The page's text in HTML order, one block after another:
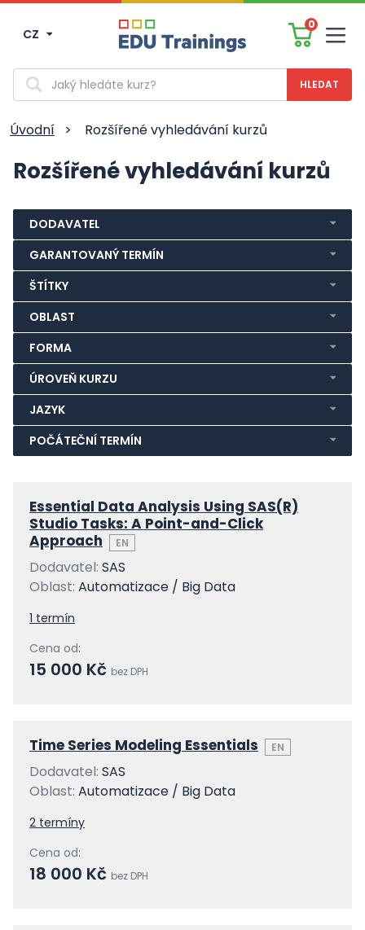
CZ
0
Vyhledávání
Úvodní > Rozšířené vyhledávání kurzů
Rozšířené vyhledávání kurzů
DODAVATEL
GARANTOVANÝ TERMÍN
ŠTÍTKY
OBLAST
FORMA
ÚROVEŇ KURZU
JAZYK
POČÁTEČNÍ TERMÍN
Essential Data Analysis Using SAS(R)
Studio Tasks: A Point-and-Click
Approach
EN
Dodavatel: SAS
Oblast: Automatizace / Big Data
1 termín
Cena od:
15 000 Kč bez DPH
Time Series Modeling Essentials EN
Dodavatel: SAS
Oblast: Automatizace / Big Data
2 termíny
Cena od:
18 000 Kč bez DPH